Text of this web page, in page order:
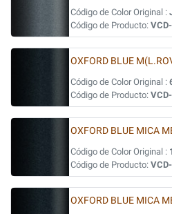
Código de Color Original :
Código de Producto:
OXFORD BLUE
Código de Color Original :
Código de Producto:
OXFORD BLUE MICA
Código de Color Original :
Código de Producto:
OXFORD BLUE MICA